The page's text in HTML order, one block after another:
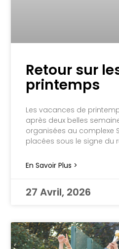
Retour sur
printemps
Les vacances de
après deux belles
organisées au complexe
placées sous le signe du
En Savoir Plus >
27 Avril, 2026